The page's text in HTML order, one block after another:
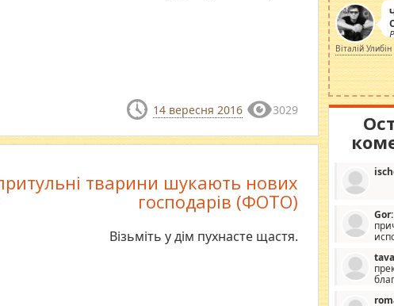
14 вересня 2016 3029
тварини шукають нових
господарів (ФОТО)
Візьміть у дім пухнасте щастя.
Віталій Улибін
Gor:
дизайну,
без